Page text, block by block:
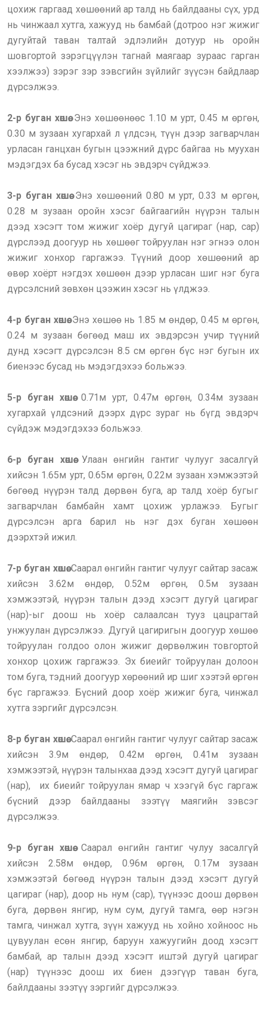
цохиж гаргаад хөшөөний ар талд нь байлдааны сүх, урд
нь чинжаал хутга, хажууд нь бамбай (дотроо нэг жижиг
дугуйтай таван талтай эдлэлийн дотуур нь оройн
шовгортой зэрэгцүүлэн тагнай маягаар зураас гарган
хээлжээ) зэрэг зэр зэвсгийн зүйлийг зүүсэн байдлаар
дүрсэлжээ.
2-р буган хөшөө.Энэ хөшөөнөөс 1.10 м урт, 0.45 м өргөн,
0.30 м зузаан хугархай л үлдсэн, түүн дээр загварчлан
урласан ганцхан бугын цээжний дүрс байгаа нь муухан
мэдэгдэх ба бусад хэсэг нь эвдэрч сүйджээ.
3-р буган хөшөө.Энэ хөшөөний 0.80 м урт, 0.33 м өргөн,
0.28 м зузаан оройн хэсэг байгаагийн нүүрэн талын
дээд хэсэгт том жижиг хоёр дугуй цагираг (нар, cap)
дүрслээд доогуур нь хөшөөг тойруулан нэг эгнээ олон
жижиг хонхор гаргажээ. Түүний доор хөшөөний ар
өвөр хоёрт нэгдэх хөшөөн дээр урласан шиг нэг буга
дүрсэлсний зөвхөн цээжин хэсэг нь үлджээ.
4-р буган хөшөө.Энэ хөшөө нь 1.85 м өндөр, 0.45 м өргөн,
0.24 м зузаан бөгөөд маш их эвдэрсэн учир түүний
дунд хэсэгт дүрсэлсэн 8.5 см өргөн бүс нэг бугын их
биенээс бусад нь мэдэгдэхээ больжээ.
5-р буган хөшөө.0.71м урт, 0.47м өргөн, 0.34м зузаан
хугархай үлдсэний дээрх дүрс зураг нь бүгд эвдэрч
сүйдэж мэдэгдэхээ больжээ.
6-р буган хөшөө.Улаан өнгийн гантиг чулууг засалгүй
хийсэн 1.65м урт, 0.65м өргөн, 0.22м зузаан хэмжээтэй
бөгөөд нүүрэн талд дөрвөн буга, ар талд хоёр бугыг
загварчлан бамбайн хамт цохиж урлажээ. Бугыг
дүрсэлсэн арга барил нь нэг дэх буган хөшөөн
дээрхтэй ижил.
7-р буган хөшөө.Саарал өнгийн гантиг чулууг сайтар засаж
хийсэн 3.62м өндөр, 0.52м өргөн, 0.5м зузаан
хэмжээтэй, нүүрэн талын дээд хэсэгт дугуй цагираг
(нар)-ыг доош нь хоёр салаалсан тууз цацрагтай
унжуулан дүрсэлжээ. Дугуй цагиригын доогуур хөшөө
тойруулан голдоо олон жижиг дөрвөлжин товгортой
хонхор цохиж гаргажээ. Эх биеийг тойруулан долоон
том буга, тэдний доогуур хөрөөний ир шиг хээтэй өргөн
бүс гаргажээ. Бүсний доор хоёр жижиг буга, чинжал
хутга зэргийг дүрсэлсэн.
8-р буган хөшөө.Саарал өнгийн гантиг чулууг сайтар засаж
хийсэн 3.9м өндөр, 0.42м өргөн, 0.41м зузаан
хэмжээтэй, нүүрэн талынхаа дээд хэсэгт дугуй цагираг
(нар), их биеийг тойруулан ямар ч хээгүй бүс гаргаж
бүсний дээр байлдааны зээтүү маягийн зэвсэг
дүрсэлжээ.
9-р буган хөшөө.Саарал өнгийн гантиг чулуу засалгүй
хийсэн 2.58м өндөр, 0.96м өргөн, 0.17м зузаан
хэмжээтэй бөгөөд нүүрэн талын дээд хэсэгт дугуй
цагираг (нар), доор нь нум (сар), түүнээс доош дөрвөн
буга, дөрвөн янгир, нум сум, дугуй тамга, өөр нэгэн
тамга, чинжал хутга, зүүн хажууд нь хойно хойноос нь
цувуулан есөн янгир, баруун хажуугийн доод хэсэгт
бамбай, ар талын дээд хэсэгт иштэй дугуй цагираг
(нар) түүнээс доош их биен дээгүүр таван буга,
байлдааны зээтүү зэргийг дүрсэлжээ.